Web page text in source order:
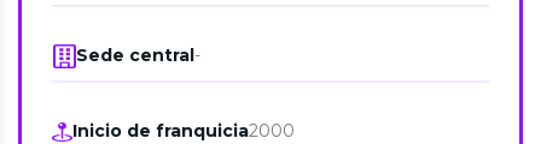
Sede central-
Inicio de franquicia2000